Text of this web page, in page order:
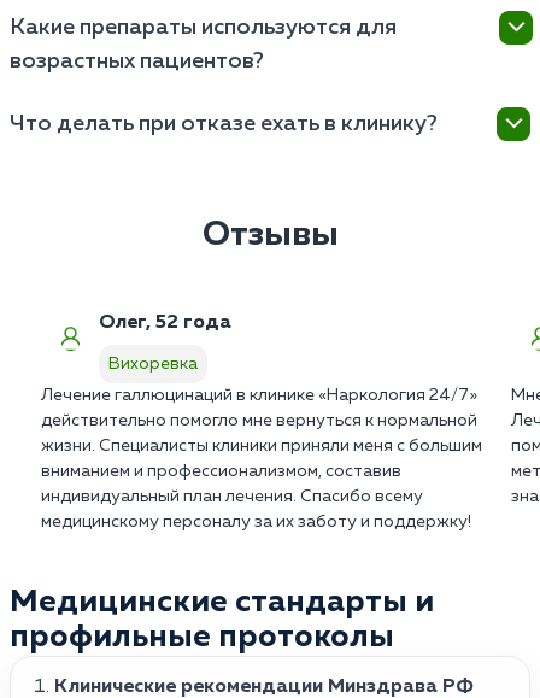
строго конфиденциальна. Мы не ставим пациентов
на государственный учет в ПНД и не передаем
Какие препараты используются для
возрастных пациентов?
сосудистые препараты последнего поколения. Они
Что делать при отказе ехать в клинику?
алгоритмы клинической интервенции для снятия
Отзывы
Олег, 52 года
Вихоревка
Лечение галлюцинаций в клинике «Наркология 24/7»
действительно помогло мне вернуться к нормальной
жизни. Специалисты клиники приняли меня с большим
вниманием и профессионализмом, составив
индивидуальный план лечения. Спасибо всему
медицинскому персоналу за их заботу и поддержку!
Медицинские стандарты и
профильные протоколы
Клинические рекомендации Минздрава РФ